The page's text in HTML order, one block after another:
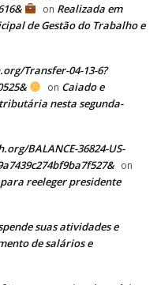
on Realizada em
de Gestão do Trabalho e
Transfer-04-13-6?
on Caiado e
nesta segunda-
BALANCE-36824-US-
on
reeleger presidente
suas atividades e
de salários e